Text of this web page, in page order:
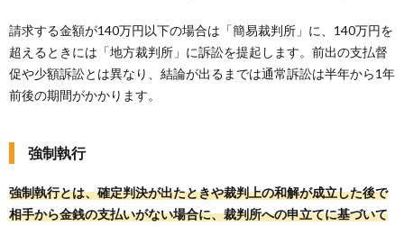
請求する金額が140万円以下の場合は「簡易裁判所」に、140万円を
超えるときには「地方裁判所」に訴訟を提起します。前出の支払督
促や少額訴訟とは異なり、結論が出るまでは通常訴訟は半年から1年
前後の期間がかかります。
強制執行
強制執行とは、確定判決が出たときや裁判上の和解が成立した後で
相手から金銭の支払いがない場合に、裁判所への申立てに基づいて